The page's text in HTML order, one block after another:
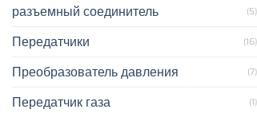
разъемный соединитель (5)
Передатчики (16)
Преобразователь давления (7)
Передатчик газа (1)